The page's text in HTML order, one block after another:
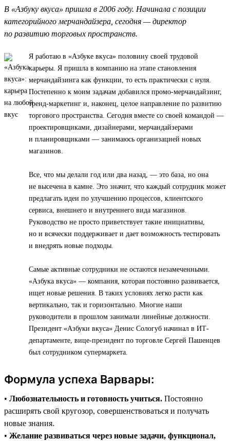
В «Азбуку вкуса» пришла в 2006 году. Начинала с позиции
категорийного мерчандайзера, сегодня — директор
по развитию торговых пространств.
Я работаю в «Азбуке вкуса» половину своей трудовой
карьеры. Я пришла в компанию на этапе становления
мерчандайзинга как функции, то есть практически с нуля.
Постепенно к моим задачам добавился промо-мерчандайзинг,
тренд-маркетинг и, наконец, целое направление по развитию
торгового пространства. Сегодня вместе со своей командой —
проектировщиками, дизайнерами, мерчандайзерами
и планировщиками — занимаюсь организацией новых
магазинов.
Все, что мы делали год или два назад, — это база, но она
не высечена в камне. Это значит, что каждый сотрудник может
предлагать идеи по улучшению процессов, клиентского
сервиса, внешнего и внутреннего вида магазинов.
Руководство не просто приветствует такие инициативы,
но и всячески поддерживает и дает возможность тестировать
и внедрять новые подходы.
Самые активные сотрудники не остаются незамеченными.
«Азбука вкуса» — компания, которая постоянно развивается,
ищет новые решения. В таких условиях легко расти как
вертикально, так и горизонтально. Многие наши
руководители в прошлом занимали линейные должности.
Президент «Азбуки вкуса» Денис Сологуб начинал в ИТ-
департаменте, вице-президент по торговле Сергей Пашенцев
был сотрудником супермаркета.
Формула успеха Варвары:
• Любознательность и готовность учиться. Постоянно
расширять свой кругозор, совершенствоваться и получать
новые знания.
• Желание развиваться через новые задачи, функционал,